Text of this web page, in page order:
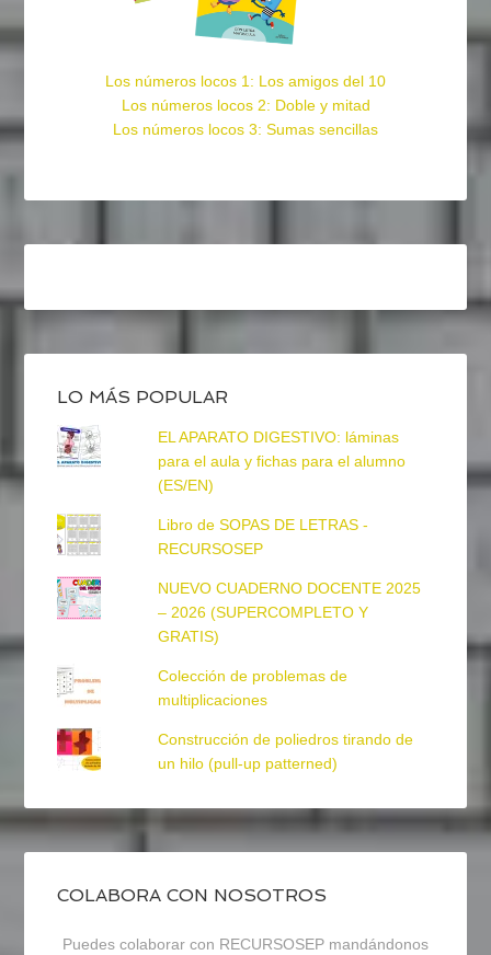
Los números locos 1: Los amigos del 10
Los números locos 2: Doble y mitad
Los números locos 3: Sumas sencillas
LO MÁS POPULAR
EL APARATO DIGESTIVO: láminas
para el aula y fichas para el alumno
(ES/EN)
Libro de SOPAS DE LETRAS -
RECURSOSEP
NUEVO CUADERNO DOCENTE 2025
– 2026 (SUPERCOMPLETO Y
GRATIS)
Colección de problemas de
multiplicaciones
Construcción de poliedros tirando de
un hilo (pull-up patterned)
COLABORA CON NOSOTROS
Puedes colaborar con RECURSOSEP mandándonos